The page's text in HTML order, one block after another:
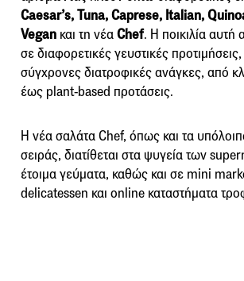
Caesar’s, Tuna, Caprese, Italian,
Vegan και τη νέαChef. Η ποικιλία αυτή
σε διαφορετικές γευστικές
σύγχρονες διατροφικές ανάγκες, από
έως plant-based προτάσεις.
Η νέα σαλάτα Chef, όπως και τα
σειράς, διατίθεται στα ψυγεία των
έτοιμα γεύματα, καθώς και σε mini
delicatessen και online καταστήματα